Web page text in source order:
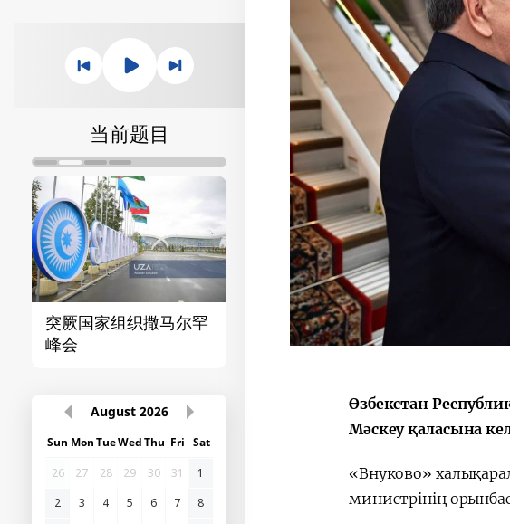
当前题目
突厥国家组织撒马尔罕
峰会
首届“中国-中亚”峰会
August 2026
Sun MonTueWedThu Fri Sat
26
27 28 29 30 31
1
2
3 4 5 6 7
8
Өзбекстан
Мәскеу қаласына
«Внуково»
министрінің